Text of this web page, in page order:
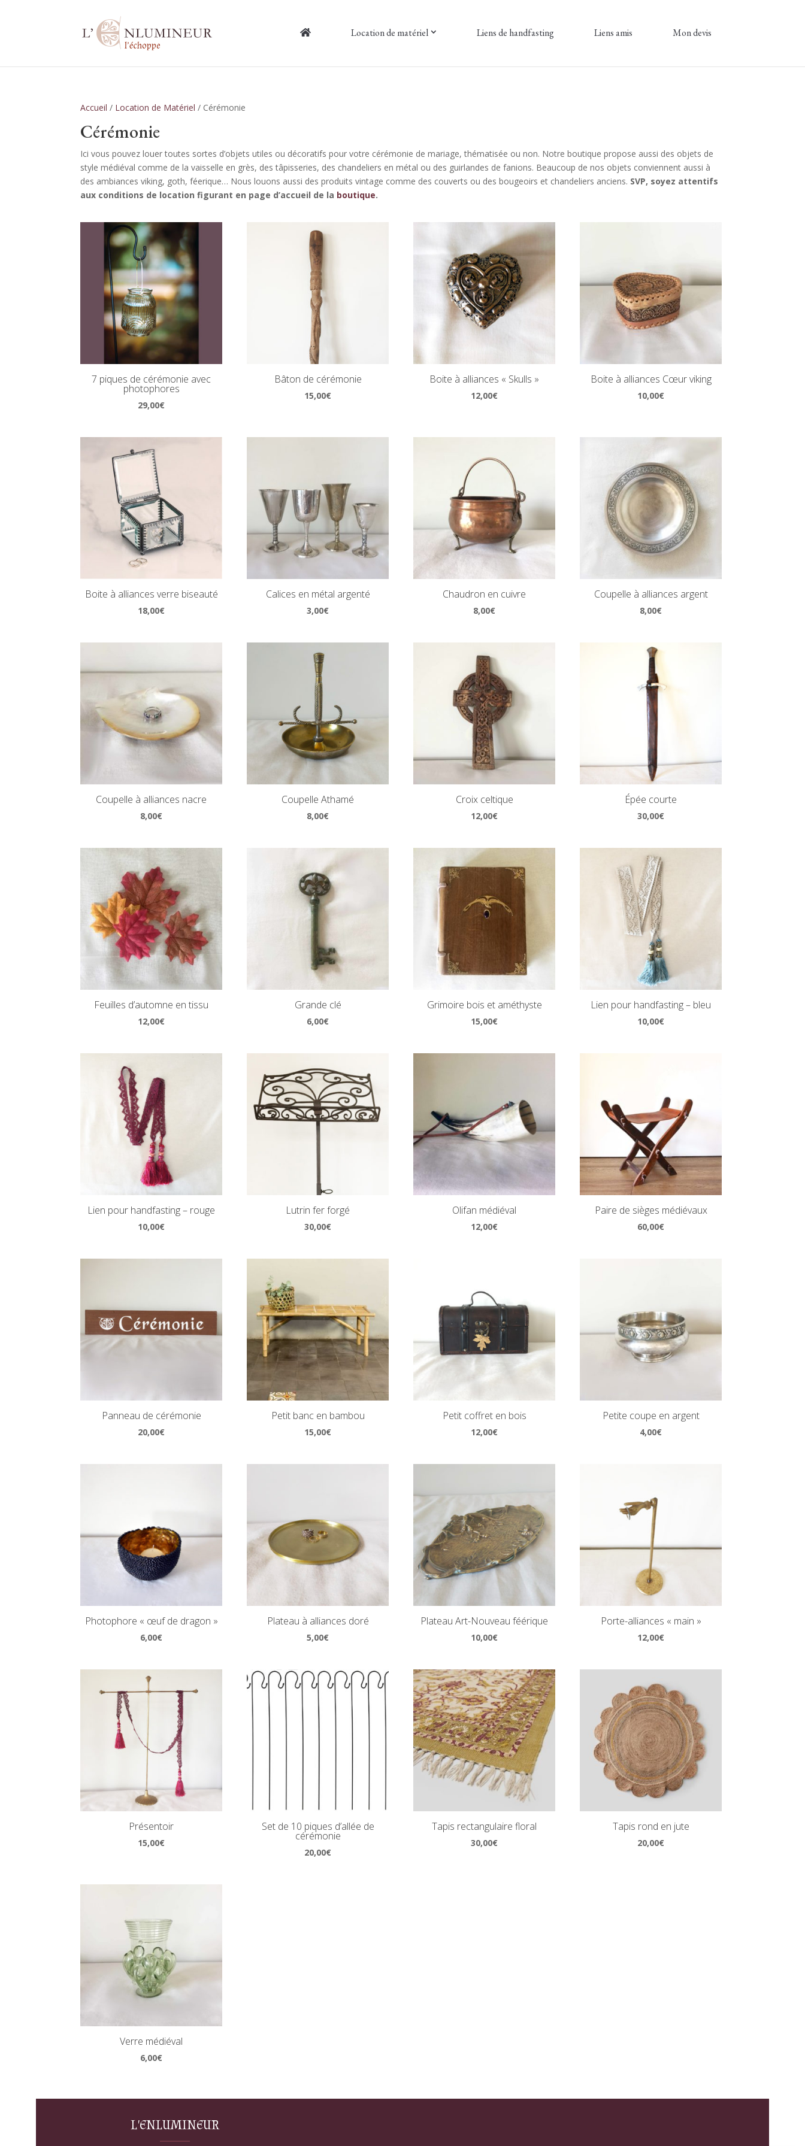
Location de matériel Liens de handfasting Liens amis Mon devis
Accueil / Location de Matériel / Cérémonie
Cérémonie
Ici vous pouvez louer toutes sortes d’objets utiles ou décoratifs pour votre cérémonie de mariage, thématisée ou non. Notre boutique propose aussi des objets de
style médiéval comme de la vaisselle en grès, des tâpisseries, des chandeliers en métal ou des guirlandes de fanions. Beaucoup de nos objets conviennent aussi à
des ambiances viking, goth, féerique… Nous louons aussi des produits vintage comme des couverts ou des bougeoirs et chandeliers anciens. SVP, soyez attentifs
aux conditions de location figurant en page d’accueil de la boutique.
7 piques de cérémonie avec
photophores
29,00€
Bâton de cérémonie
15,00€
Boite à alliances « Skulls »
12,00€
Boite à alliances Cœur viking
10,00€
Boite à alliances verre biseauté
18,00€
Calices en métal argenté
3,00€
Chaudron en cuivre
8,00€
Coupelle à alliances argent
8,00€
Coupelle à alliances nacre
8,00€
Coupelle Athamé
8,00€
Croix celtique
12,00€
Épée courte
30,00€
Feuilles d’automne en tissu
12,00€
Grande clé
6,00€
Grimoire bois et améthyste
15,00€
Lien pour handfasting – bleu
10,00€
Lien pour handfasting – rouge
10,00€
Lutrin fer forgé
30,00€
Olifan médiéval
12,00€
Paire de sièges médiévaux
60,00€
Panneau de cérémonie
20,00€
Petit banc en bambou
15,00€
Petit coffret en bois
12,00€
Petite coupe en argent
4,00€
Photophore « œuf de dragon »
6,00€
Plateau à alliances doré
5,00€
Plateau Art-Nouveau féérique
10,00€
Porte-alliances « main »
12,00€
Présentoir
15,00€
Set de 10 piques d’allée de
cérémonie
20,00€
Tapis rectangulaire floral
30,00€
Tapis rond en jute
20,00€
Verre médiéval
6,00€
L'ENLUMINEUR